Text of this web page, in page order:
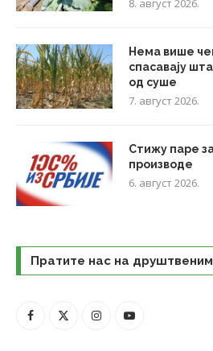
8. август 2026.
Нема више
спасавају
од суше
7. август 2026.
Стижу паре
производе
6. август 2026.
Пратите нас на